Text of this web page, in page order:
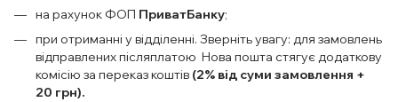
на рахунок ФОП ПриватБанку;
при отриманні у відділенні. Зверніть увагу: для замовлень
відправлених післяплатою Нова пошта стягує додаткову
комісію за переказ коштів (2% від суми замовлення +
20 грн).